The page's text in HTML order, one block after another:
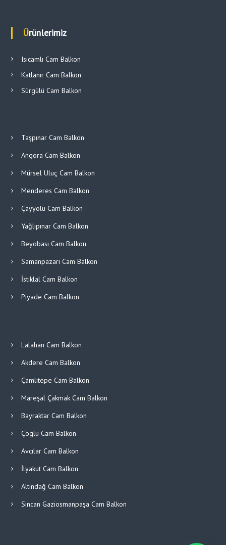
Ürünlerimiz
Isıcamlı Cam Balkon
Katlanır Cam Balkon
Sürgülü Cam Balkon
Taşpınar Cam Balkon
Angora Cam Balkon
Mürsel Uluç Cam Balkon
Menderes Cam Balkon
Çayyolu Cam Balkon
Yağlıpınar Cam Balkon
Beyobası Cam Balkon
Samanpazarı Cam Balkon
İstiklal Cam Balkon
Piyade Cam Balkon
Lalahan Cam Balkon
Akdere Cam Balkon
Çamlıtepe Cam Balkon
Mareşal Çakmak Cam Balkon
Bayraktar Cam Balkon
Çoglu Cam Balkon
Avcılar Cam Balkon
İlyakut Cam Balkon
Altındağ Cam Balkon
Sincan Gaziosmanpaşa Cam Balkon